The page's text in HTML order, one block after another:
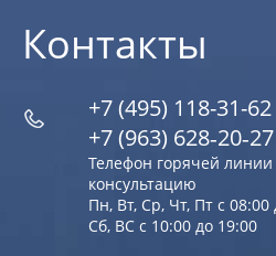
Контакты
+7 (495) 118-31-62
+7 (963) 628‑20‑27
Телефон горячей
консультацию
Пн, Вт, Ср, Чт, Пт с 08:00
Сб, ВС с 10:00 до 19:00